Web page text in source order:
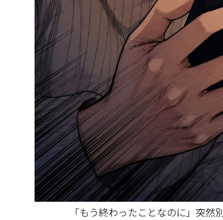
「もう終わったことなのに」突